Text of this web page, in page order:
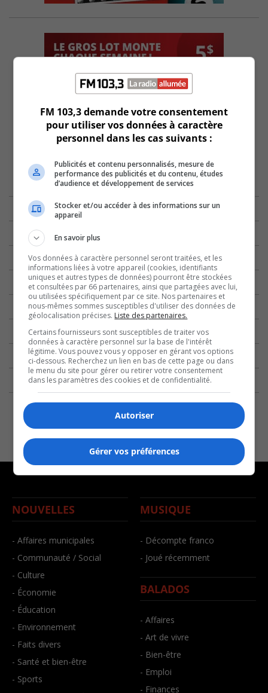
NOUVELLES
- Affaires municipales
- Communauté / Social
- Culture
- Économie
- Éducation
- Environnement
- Faits divers
- Santé et bien-être
- Sports
MUSIQUE
- Décompte franco
- Joué récemment
BALADOS
- Affaires
- Art de vivre
- Bien-être
- Emploi
- Finances
FM 103,3 demande votre consentement
pour utiliser vos données à caractère
personnel dans les cas suivants :
Publicités et contenu personnalisés, mesure de
performance des publicités et du contenu, études
d’audience et développement de services
Stocker et/ou accéder à des informations sur un
appareil
En savoir plus
Vos données à caractère personnel seront traitées, et les
informations liées à votre appareil (cookies, identifiants
uniques et autres types de données) pourront être stockées
et consultées par 66 partenaires, ainsi que partagées avec lui,
ou utilisées spécifiquement par ce site. Nos partenaires et
nous-mêmes sommes susceptibles d'utiliser des données de
géolocalisation précises. Liste des partenaires.
Certains fournisseurs sont susceptibles de traiter vos
données à caractère personnel sur la base de l'intérêt
légitime. Vous pouvez vous y opposer en gérant vos options
ci-dessous. Recherchez un lien en bas de cette page ou dans
le menu du site pour gérer ou retirer votre consentement
dans les paramètres des cookies et de confidentialité.
Autoriser
Gérer vos préférences